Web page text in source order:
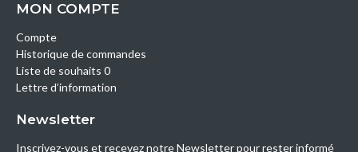
MON COMPTE
Compte
Historique de commandes
Liste de souhaits 0
Lettre d’information
Newsletter
Inscrivez-vous et recevez notre Newsletter pour rester informé